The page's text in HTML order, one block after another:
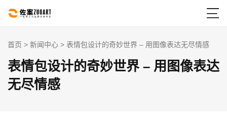

首页 > 新闻中心 > 表情包设计的奇妙世界 – 用图像表达无尽情感
表情包设计的奇妙世界 – 用图像表达
无尽情感